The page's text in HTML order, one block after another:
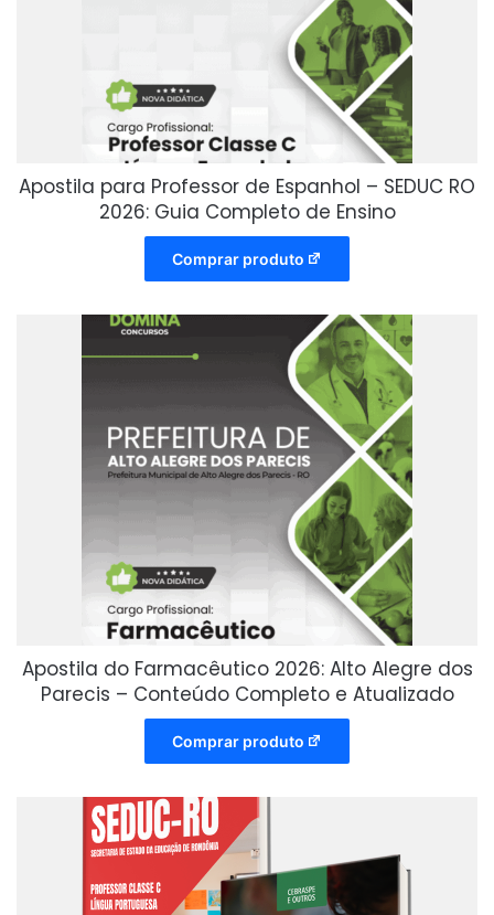
Apostila para Professor de Espanhol – SEDUC RO
2026: Guia Completo de Ensino
Comprar produto
Apostila do Farmacêutico 2026: Alto Alegre dos
Parecis – Conteúdo Completo e Atualizado
Comprar produto